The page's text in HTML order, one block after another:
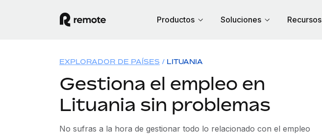
Productos Soluciones Recursos
EXPLORADOR DE PAÍSES LITUANIA
Gestiona el empleo en
Lituania sin problemas
No sufras a la hora de gestionar todo lo relacionado con el empleo